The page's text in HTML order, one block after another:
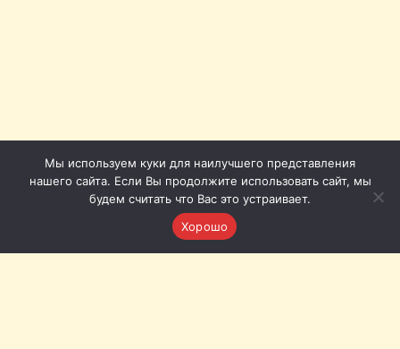
Мы используем куки для наилучшего представления
нашего сайта. Если Вы продолжите использовать сайт, мы
будем считать что Вас это устраивает.
Хорошо